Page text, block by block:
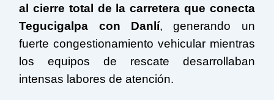
al cierre total de la carretera que conecta
Tegucigalpa con Danlí, generando un
fuerte congestionamiento vehicular mientras
los equipos de rescate desarrollaban
intensas labores de atención.